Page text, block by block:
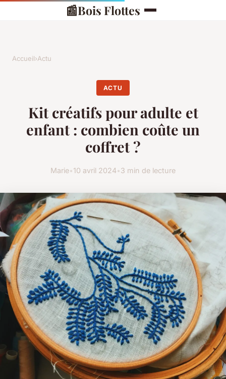
📰Bois Flottes
Accueil›Actu
ACTU
Kit créatifs pour adulte et
enfant : combien coûte un
coffret ?
Marie•10 avril 2024•3 min de lecture